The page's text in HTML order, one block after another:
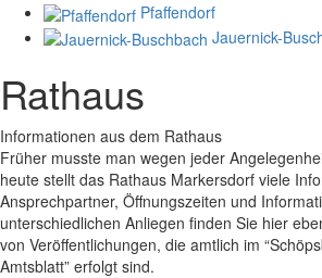
Pfaffendorf
Jauernick-
Rathaus
Informationen aus dem Rathaus
Früher musste man wegen jeder
heute stellt das Rathaus Markersdorf viele
Ansprechpartner, Öffnungszeiten und
unterschiedlichen Anliegen finden Sie hier
von Veröffentlichungen, die amtlich im
Amtsblatt” erfolgt sind.